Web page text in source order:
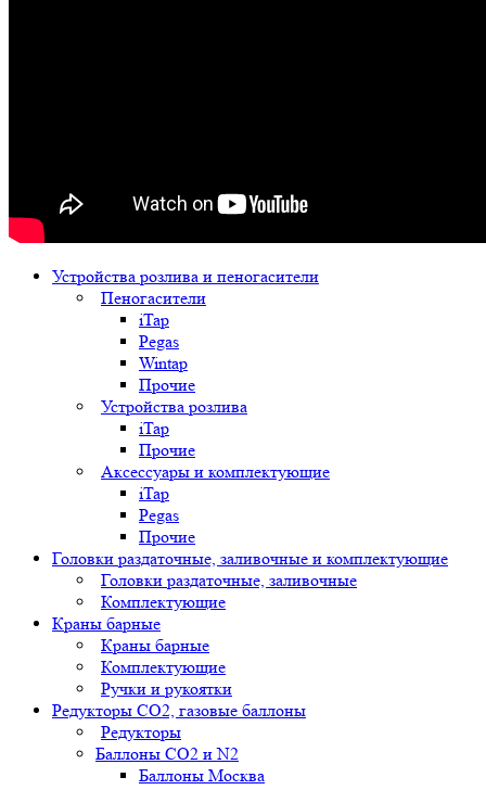
Устройства розлива и пеногасители
Пеногасители
iTap
Pegas
Wintap
Прочие
Устройства розлива
iTap
Прочие
Аксессуары и комплектующие
iTap
Pegas
Прочие
Головки раздаточные, заливочные и комплектующие
Головки раздаточные, заливочные
Комплектующие
Краны барные
Краны барные
Комплектующие
Ручки и рукоятки
Редукторы СО2, газовые баллоны
Редукторы
Баллоны СО2 и N2
Баллоны Москва